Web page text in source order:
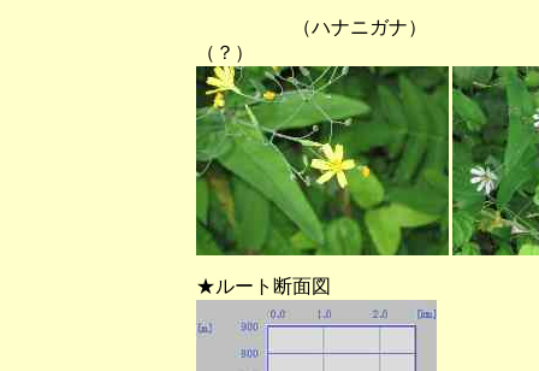
（ハナニ
（？） （
★ルート断面図